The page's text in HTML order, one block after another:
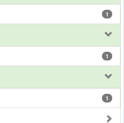
1
1
1